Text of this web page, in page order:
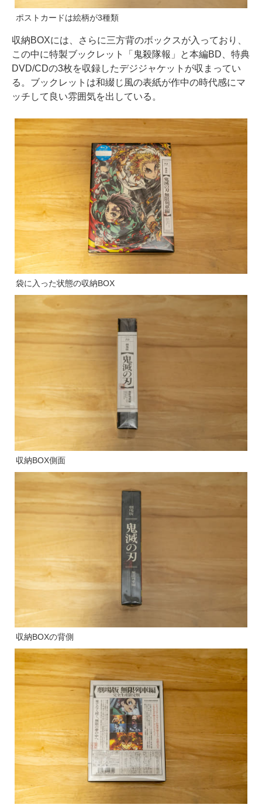
ポストカードは絵柄が3種類
収納BOXには、さらに三方背のボックスが入っており、
この中に特製ブックレット「鬼殺隊報」と本編BD、特典
DVD/CDの3枚を収録したデジジャケットが収まってい
る。ブックレットは和綴じ風の表紙が作中の時代感にマ
ッチして良い雰囲気を出している。
袋に入った状態の収納BOX
収納BOX側面
収納BOXの背側